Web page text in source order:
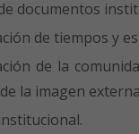
documentos
de tiempos y
de la
la imagen